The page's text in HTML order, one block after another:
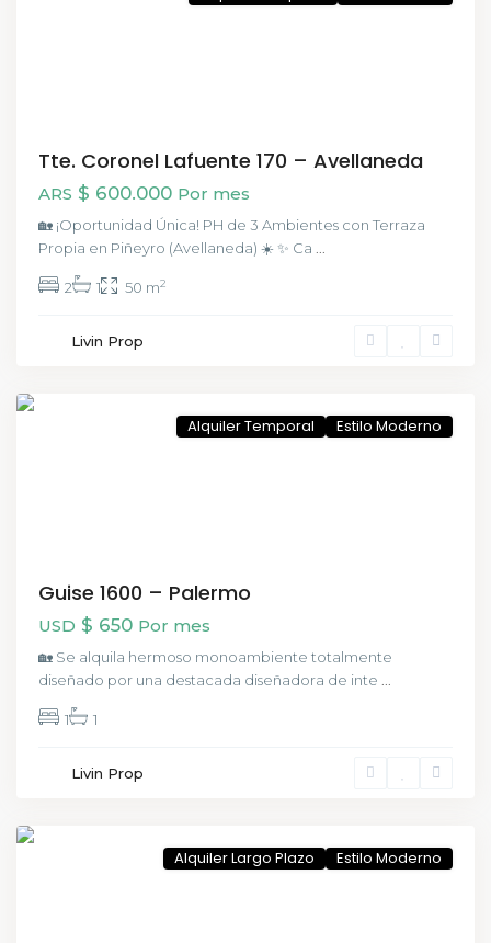
Tte. Coronel Lafuente 170 – Avellaneda
ARS $ 600.000 Por mes
🏡 ¡Oportunidad Única! PH de 3 Ambientes con Terraza
Propia en Piñeyro (Avellaneda) ☀️ ✨ Ca
2 1 50 m2
Livin Prop
Alquiler Temporal Estilo Moderno
Guise 1600 – Palermo
USD $ 650 Por mes
🏡 Se alquila hermoso monoambiente totalmente
diseñado por una destacada diseñadora de inte
1 1
Livin Prop
Alquiler Largo Plazo Estilo Moderno